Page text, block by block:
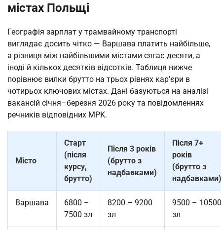
містах Польщі
Географія зарплат у трамвайному транспорті
виглядає досить чітко — Варшава платить найбільше,
а різниця між найбільшими містами сягає десяти, а
іноді й кількох десятків відсотків. Таблиця нижче
порівнює вилки брутто на трьох рівнях кар’єри в
чотирьох ключових містах. Дані базуються на аналізі
вакансій січня–березня 2026 року та повідомленнях
речників відповідних MPK.
Місто
Старт
(після
курсу,
брутто)
Після 3 років
(брутто з
надбавками)
Після 7+
років
(брутто з
надбавками)
Варшава
6800 –
7500 зл
8200 – 9200
зл
9500 – 10500
зл